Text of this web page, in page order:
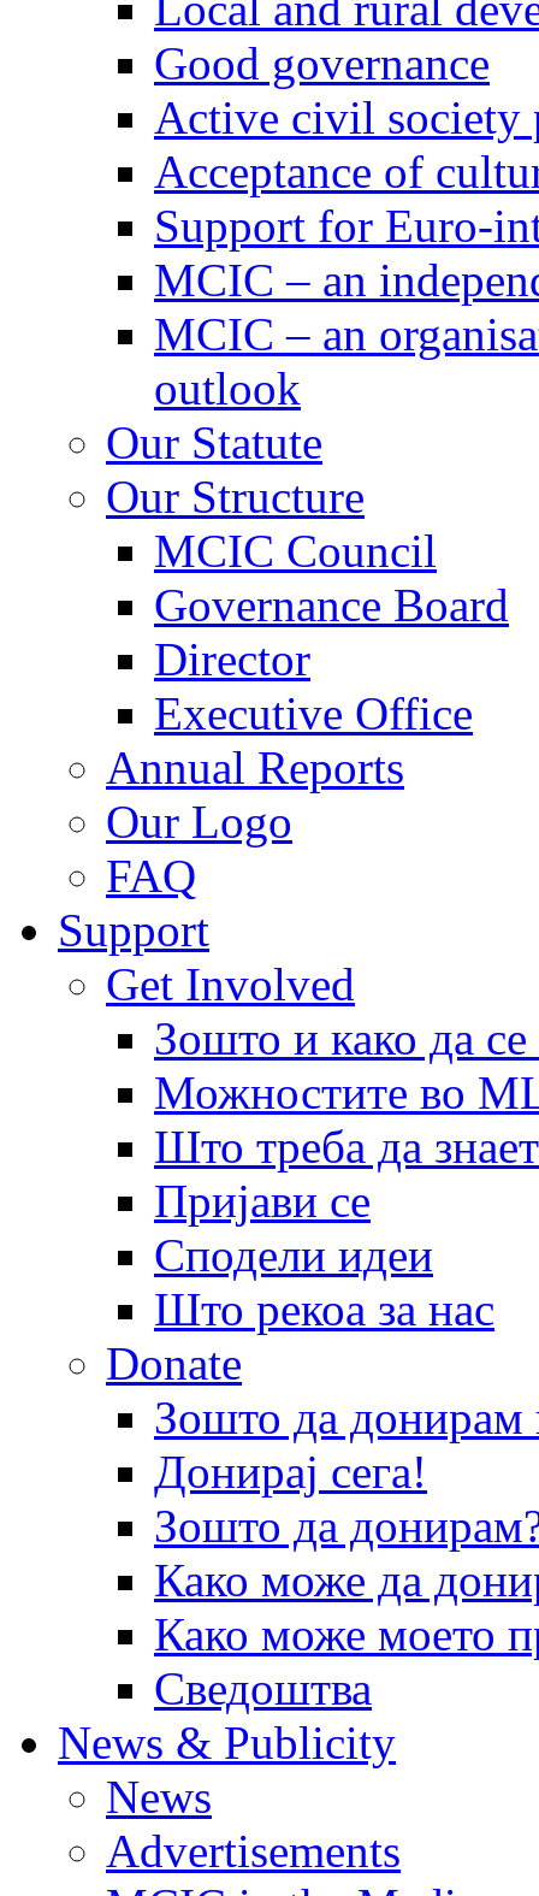
Good governance
Active civil society
Acceptance of
Support for Euro-
MCIC – an
MCIC – an
outlook
Our Statute
Our Structure
MCIC Council
Governance Board
Director
Executive Office
Annual Reports
Our Logo
FAQ
Support
Get Involved
Зошто и како да
Можностите во
Што треба да
Пријави се
Сподели идеи
Што рекоа за нас
Donate
Зошто да
Донирај сега!
Зошто да
Како може да
Како може моето
Сведоштва
News & Publicity
News
Advertisements